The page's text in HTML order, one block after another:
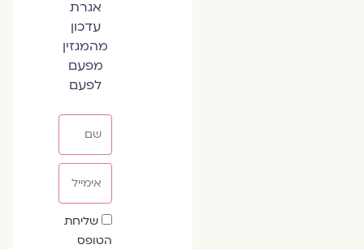
אגרת
עדכון
מהמגזין
מפעם
לפעם
שדה
הסכמה
שליחת
הטופס